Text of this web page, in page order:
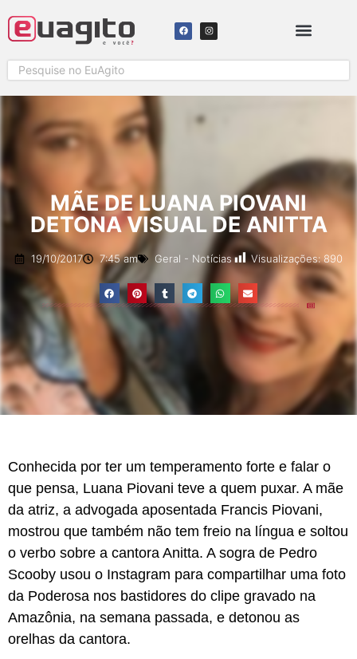
MÃE DE LUANA PIOVANI
DETONA VISUAL DE ANITTA
19/10/2017 7:45 am Geral - Notícias Visualizações: 890
Conhecida por ter um temperamento forte e falar o
que pensa, Luana Piovani teve a quem puxar. A mãe
da atriz, a advogada aposentada Francis Piovani,
mostrou que também não tem freio na língua e soltou
o verbo sobre a cantora Anitta. A sogra de Pedro
Scooby usou o Instagram para compartilhar uma foto
da Poderosa nos bastidores do clipe gravado na
Amazônia, na semana passada, e detonou as
orelhas da cantora.